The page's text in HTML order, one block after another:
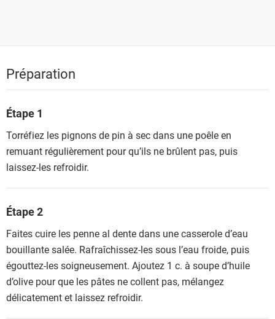
Préparation
Étape 1
Torréfiez les pignons de pin à sec dans une poêle en
remuant régulièrement pour qu’ils ne brûlent pas, puis
laissez-les refroidir.
Étape 2
Faites cuire les penne al dente dans une casserole d’eau
bouillante salée. Rafraîchissez-les sous l’eau froide, puis
égouttez-les soigneusement. Ajoutez 1 c. à soupe d’huile
d’olive pour que les pâtes ne collent pas, mélangez
délicatement et laissez refroidir.